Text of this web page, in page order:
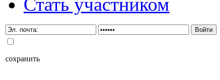
сохранить